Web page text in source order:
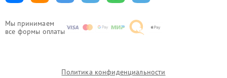
Мы принимаем
все формы оплаты
Политика конфиденциальности